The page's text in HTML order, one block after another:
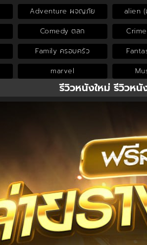
Adventure ผจญภัย alien
Comedy ตลก
Family ครอบครัว
marvel
รีวิวหนังใหม่ รีวิวห